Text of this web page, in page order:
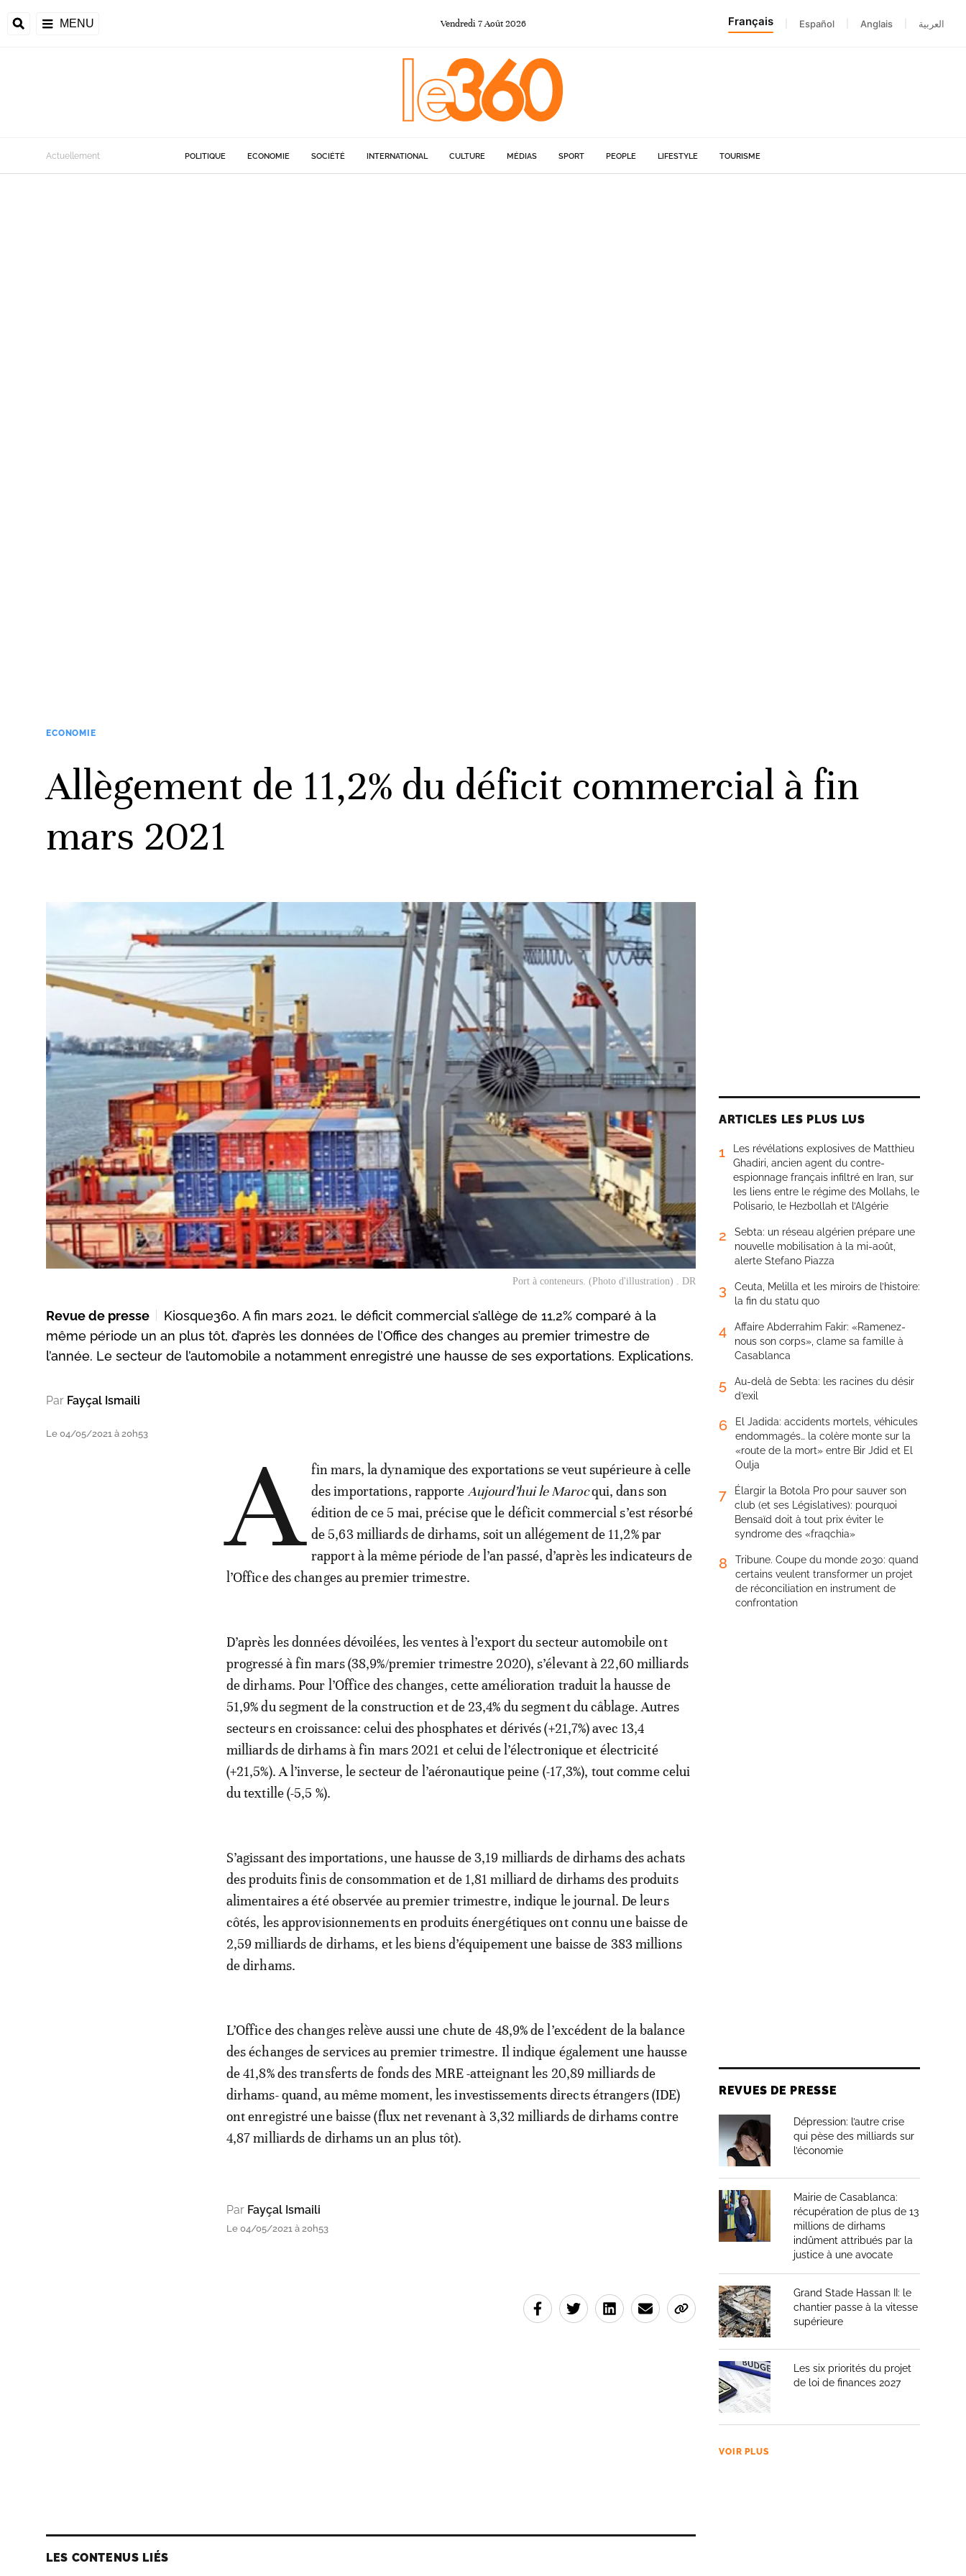
MENU Vendredi 7Août 2026 Français Español Anglais العربية
Actuellement POLITIQUE ECONOMIE SOCIÉTÉ INTERNATIONAL CULTURE MÉDIAS SPORT PEOPLE LIFESTYLE TOURISME
ECONOMIE
Allègement de 11,2% du déficit commercial à fin
mars 2021
Port à conteneurs. (Photo d'illustration) . DR
Revue de presse
Kiosque360. A fin mars 2021, le déficit commercial s’allège de 11,2% comparé à la
même période un an plus tôt, d’après les données de l’Office des changes au premier trimestre de
l’année. Le secteur de l’automobile a notamment enregistré une hausse de ses exportations. Explications.
Par Fayçal Ismaili
Le 04/05/2021 à 20h53 A fin mars, la dynamique des exportations se veut supérieure à celle
des importations, rapporteAujourd’hui le Marocqui, dans son
édition de ce 5 mai, précise que le déficit commercial s’est résorbé
de 5,63 milliards de dirhams, soit un allégement de 11,2% par
rapport à la même période de l’an passé, d’après les indicateurs de
l’Office des changes au premier trimestre.
D’après les données dévoilées, les ventes à l’export du secteur automobile ont
progressé à fin mars (38,9%/premier trimestre 2020), s’élevant à 22,60 milliards
de dirhams. Pour l’Office des changes, cette amélioration traduit la hausse de
51,9% du segment de la construction et de 23,4% du segment du câblage. Autres
secteurs en croissance: celui des phosphates et dérivés (+21,7%) avec 13,4
milliards de dirhams à fin mars 2021 et celui de l’électronique et électricité
(+21,5%). A l’inverse, le secteur de l’aéronautique peine (-17,3%), tout comme celui
du textille (-5,5 %).
S’agissant des importations, une hausse de 3,19 milliards de dirhams des achats
des produits finis de consommation et de 1,81 milliard de dirhams des produits
alimentaires a été observée au premier trimestre, indique le journal. De leurs
côtés, les approvisionnements en produits énergétiques ont connu une baisse de
2,59 milliards de dirhams, et les biens d’équipement une baisse de 383 millions
de dirhams.
L’Office des changes relève aussi une chute de 48,9% de l’excédent de la balance
des échanges de services au premier trimestre. Il indique également une hausse
de 41,8% des transferts de fonds des MRE -atteignant les 20,89 milliards de
dirhams- quand, au même moment, les investissements directs étrangers (IDE)
ont enregistré une baisse (flux net revenant à 3,32 milliards de dirhams contre
4,87 milliards de dirhams un an plus tôt).
Par Fayçal Ismaili
Le 04/05/2021 à 20h53
LES CONTENUS LIÉS
ARTICLES LES PLUS LUS
1
Les révélations explosives de Matthieu
Ghadiri, ancien agent du contre-
espionnage français infiltré en Iran, sur
les liens entre le régime des Mollahs, le
Polisario, le Hezbollah et l’Algérie
2
Sebta: un réseau algérien prépare une
nouvelle mobilisation à la mi-août,
alerte Stefano Piazza
3
Ceuta, Melilla et les miroirs de l’histoire:
la fin du statu quo
4
Affaire Abderrahim Fakir: «Ramenez-
nous son corps», clame sa famille à
Casablanca
5
Au-delà de Sebta: les racines du désir
d’exil
6
El Jadida: accidents mortels, véhicules
endommagés… la colère monte sur la
«route de la mort» entre Bir Jdid et El
Oulja
7
Élargir la Botola Pro pour sauver son
club (et ses Législatives): pourquoi
Bensaïd doit à tout prix éviter le
syndrome des «fraqchia»
8
Tribune. Coupe du monde 2030: quand
certains veulent transformer un projet
de réconciliation en instrument de
confrontation
REVUES DE PRESSE
Dépression: l’autre crise
qui pèse des milliards sur
l’économie
Mairie de Casablanca:
récupération de plus de 13
millions de dirhams
indûment attribués par la
justice à une avocate
Grand Stade Hassan II: le
chantier passe à la vitesse
supérieure
Les six priorités du projet
de loi de finances 2027
VOIR PLUS